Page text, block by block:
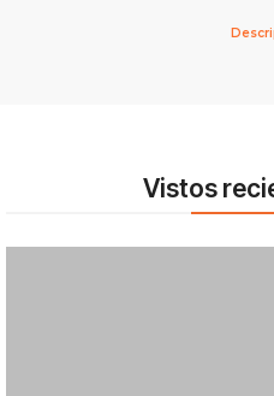
Vistos